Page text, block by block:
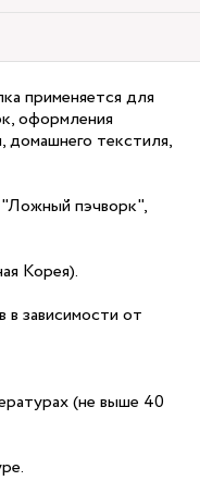
применяется для
оформления
домашнего текстиля,
"Ложный пэчворк",
Корея).
зависимости от
(не выше 40